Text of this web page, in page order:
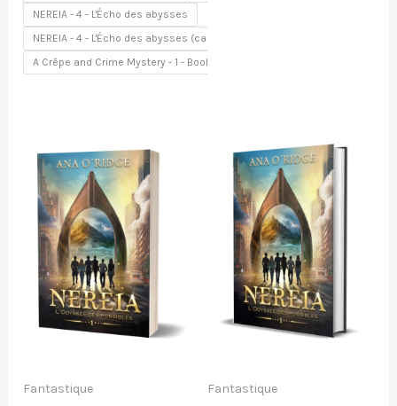
NEREIA - 4 - L'Écho des abysses
NEREIA - 4 - L'Écho des abysses (carré bleu)
A Crêpe and Crime Mystery - 1 - Booked for Murder
Fantastique Fantastique